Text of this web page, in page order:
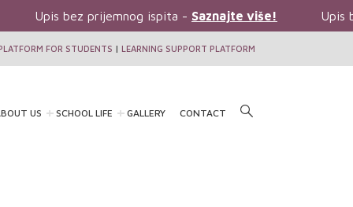
Upis bez prijemnog ispita -Saznajte više! Upis
FOR STUDENTS | LEARNING SUPPORT PLATFORM
US SCHOOL LIFE GALLERY CONTACT